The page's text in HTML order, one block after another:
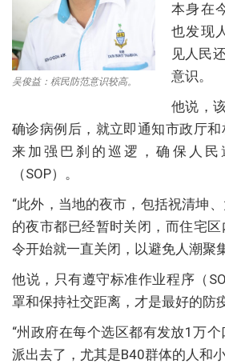
吴俊益：槟民防范意识较高。
本身在
也发现
见人民
意识。
他说，
确诊病例后，就立即通知市政厅
来加强巴刹的巡逻，确保人民
（SOP）。
“此外，当地的夜市，包括祝清坤
的夜市都已经暂时关闭，而住宅区
令开始就一直关闭，以避免人潮聚
他说，只有遵守标准作业程序（
罩和保持社交距离，才是最好的防疫
“州政府在每个选区都有发放1万
派出去了，尤其是B40群体的人和